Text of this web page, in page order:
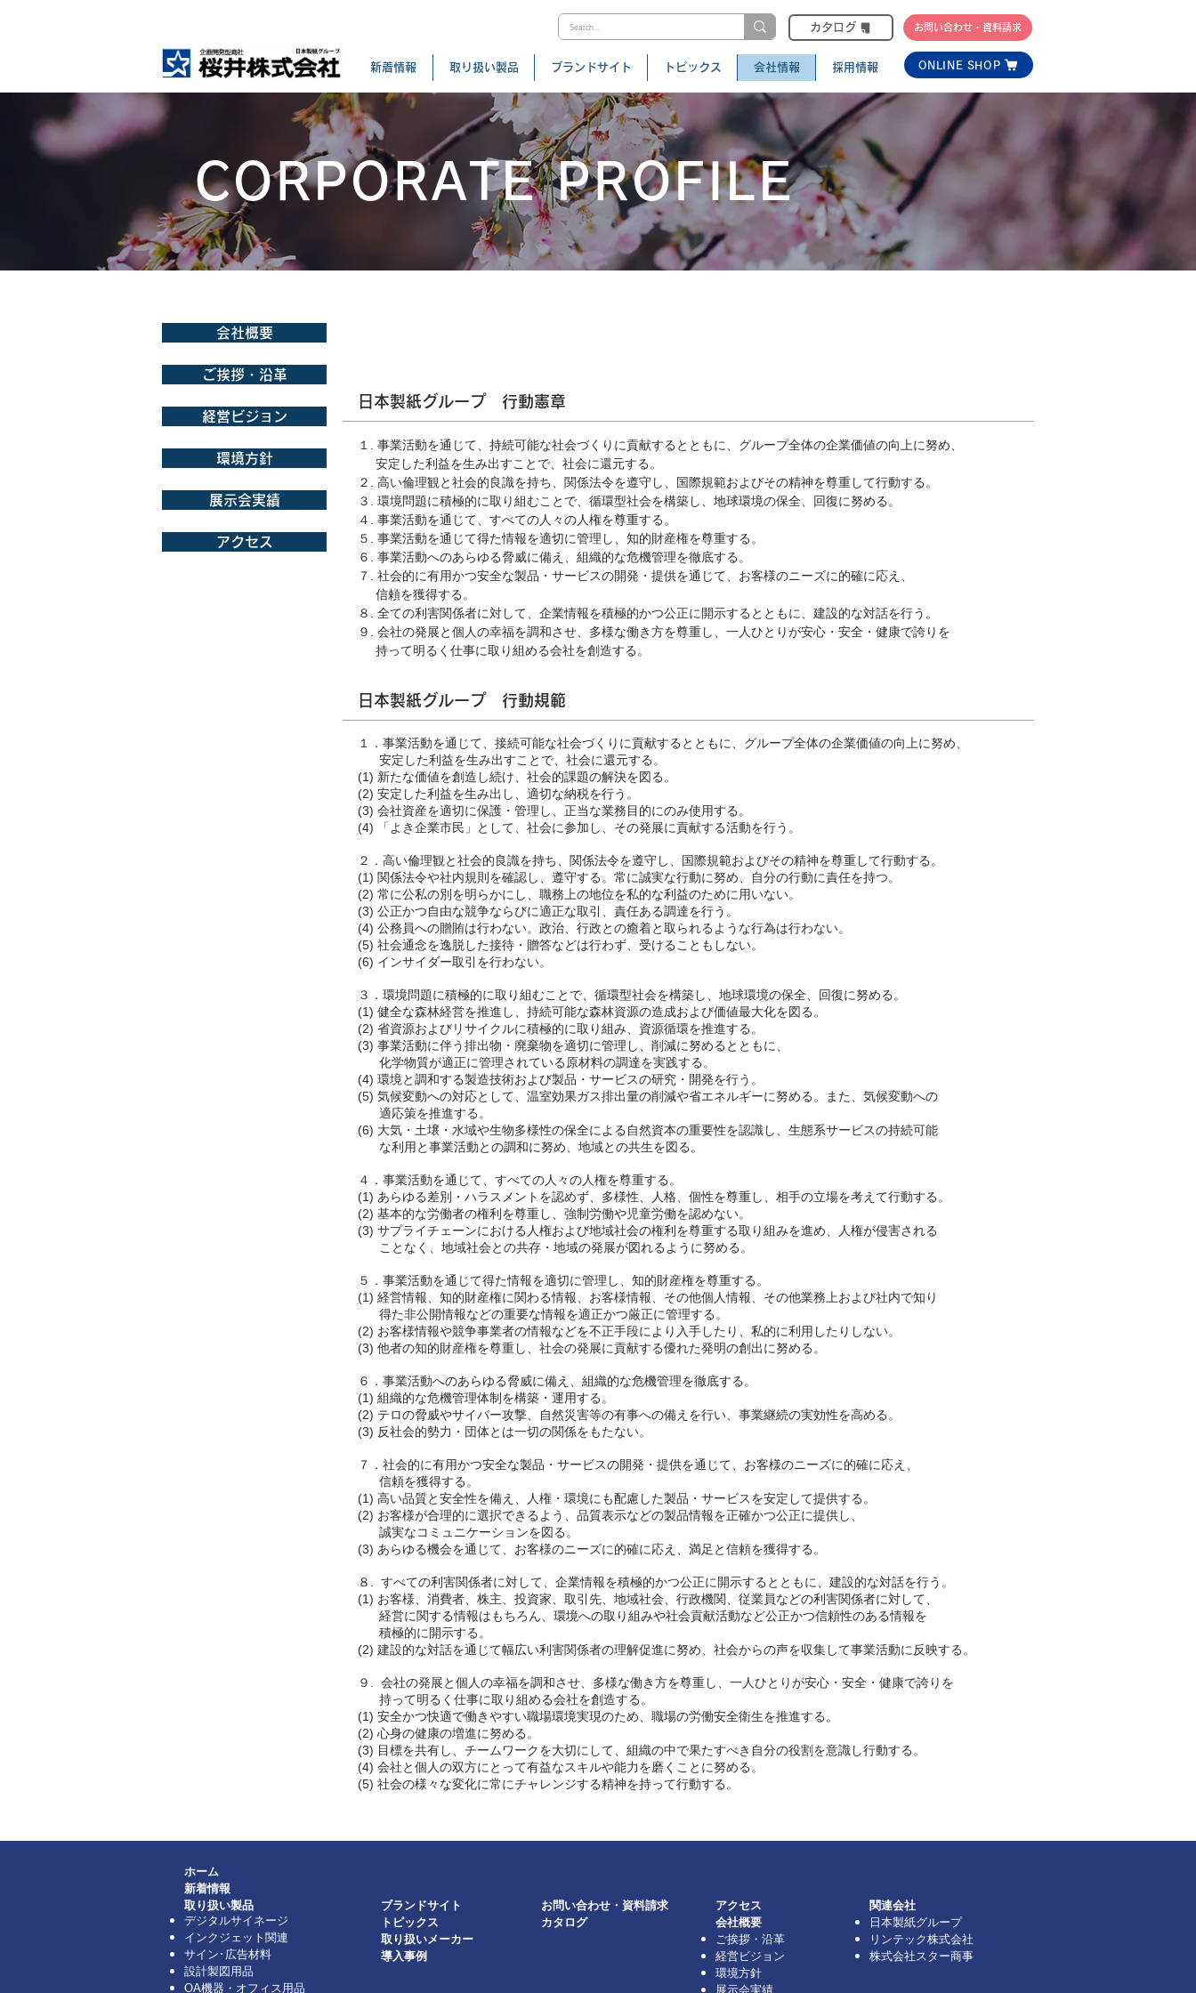
カタログ
新着情報 取り扱い製品 ブランドサイト トピックス 会社情報 採用情報
お問い合わせ・資料請求
ONLINE SHOP
CORPORATE PROFILE
会社概要
ご挨拶・沿革
経営ビジョン
環境方針
展示会実績
アクセス
日本製紙グループ 行動憲章
１. 事業活動を通じて、持続可能な社会づくりに貢献するとともに、グループ全体の企業価値の向上に努め、
安定した利益を生み出すことで、社会に還元する。
２. 高い倫理観と社会的良識を持ち、関係法令を遵守し、国際規範およびその精神を尊重して行動する。
３. 環境問題に積極的に取り組むことで、循環型社会を構築し、地球環境の保全、回復に努める。
４. 事業活動を通じて、すべての人々の人権を尊重する。
５. 事業活動を通じて得た情報を適切に管理し、知的財産権を尊重する。
６. 事業活動へのあらゆる脅威に備え、組織的な危機管理を徹底する。
７. 社会的に有用かつ安全な製品・サービスの開発・提供を通じて、お客様のニーズに的確に応え、
信頼を獲得する。
８. 全ての利害関係者に対して、企業情報を積極的かつ公正に開示するとともに、建設的な対話を行う。
９. 会社の発展と個人の幸福を調和させ、多様な働き方を尊重し、一人ひとりが安心・安全・健康で誇りを
持って明るく仕事に取り組める会社を創造する。
日本製紙グループ 行動規範
１．事業活動を通じて、接続可能な社会づくりに貢献するとともに、グループ全体の企業価値の向上に努め、
安定した利益を生み出すことで、社会に還元する。
(1) 新たな価値を創造し続け、社会的課題の解決を図る。
(2) 安定した利益を生み出し、適切な納税を行う。
(3) 会社資産を適切に保護・管理し、正当な業務目的にのみ使用する。
(4) 「よき企業市民」として、社会に参加し、その発展に貢献する活動を行う。
２．高い倫理観と社会的良識を持ち、関係法令を遵守し、国際規範およびその精神を尊重して行動する。
(1) 関係法令や社内規則を確認し、遵守する。常に誠実な行動に努め、自分の行動に責任を持つ。
(2) 常に公私の別を明らかにし、職務上の地位を私的な利益のために用いない。
(3) 公正かつ自由な競争ならびに適正な取引、責任ある調達を行う。
(4) 公務員への贈賄は行わない。政治、行政との癒着と取られるような行為は行わない。
(5) 社会通念を逸脱した接待・贈答などは行わず、受けることもしない。
(6) インサイダー取引を行わない。
３．環境問題に積極的に取り組むことで、循環型社会を構築し、地球環境の保全、回復に努める。
(1) 健全な森林経営を推進し、持続可能な森林資源の造成および価値最大化を図る。
(2) 省資源およびリサイクルに積極的に取り組み、資源循環を推進する。
(3) 事業活動に伴う排出物・廃棄物を適切に管理し、削減に努めるとともに、
化学物質が適正に管理されている原材料の調達を実践する。
(4) 環境と調和する製造技術および製品・サービスの研究・開発を行う。
(5) 気候変動への対応として、温室効果ガス排出量の削減や省エネルギーに努める。また、気候変動への
適応策を推進する。​
(6) 大気・土壌・水域や生物多様性の保全による自然資本の重要性を認識し、生態系サービスの持続可能
な利用と事業活動との調和に努め、地域との共生を図る。
４．事業活動を通じて、すべての人々の人権を尊重する。
(1) あらゆる差別・ハラスメントを認めず、多様性、人格、個性を尊重し、相手の立場を考えて行動する。
(2) 基本的な労働者の権利を尊重し、強制労働や児童労働を認めない。
(3) サプライチェーンにおける人権および地域社会の権利を尊重する取り組みを進め、人権が侵害される
ことなく、地域社会との共存・地域の発展が図れるように努める。
５．事業活動を通じて得た情報を適切に管理し、知的財産権を尊重する。
(1) 経営情報、知的財産権に関わる情報、お客様情報、その他個人情報、その他業務上および社内で知り
得た非公開情報などの重要な情報を適正かつ厳正に管理する。
(2) お客様情報や競争事業者の情報などを不正手段により入手したり、私的に利用したりしない。
(3) 他者の知的財産権を尊重し、社会の発展に貢献する優れた発明の創出に努める。
６．事業活動へのあらゆる脅威に備え、組織的な危機管理を徹底する。
(1) 組織的な危機管理体制を構築・運用する。
(2) テロの脅威やサイバー攻撃、自然災害等の有事への備えを行い、事業継続の実効性を高める。
(3) 反社会的勢力・団体とは一切の関係をもたない。
７．社会的に有用かつ安全な製品・サービスの開発・提供を通じて、お客様のニーズに的確に応え、
信頼を獲得する。
(1) 高い品質と安全性を備え、人権・環境にも配慮した製品・サービスを安定して提供する。
(2) お客様が合理的に選択できるよう、品質表示などの製品情報を正確かつ公正に提供し、
誠実なコミュニケーションを図る。
(3) あらゆる機会を通じて、お客様のニーズに的確に応え、満足と信頼を獲得する。
８. すべての利害関係者に対して、企業情報を積極的かつ公正に開示するとともに、建設的な対話を行う。
(1) お客様、消費者、株主、投資家、取引先、地域社会、行政機関、従業員などの利害関係者に対して、
経営に関する情報はもちろん、環境への取り組みや社会貢献活動など公正かつ信頼性のある情報を
積極的に開示する。
(2) 建設的な対話を通じて幅広い利害関係者の理解促進に努め、社会からの声を収集して事業活動に反映する。
９. 会社の発展と個人の幸福を調和させ、多様な働き方を尊重し、一人ひとりが安心・安全・健康で誇りを
持って明るく仕事に取り組める会社を創造する。​
(1) 安全かつ快適で働きやすい職場環境実現のため、職場の労働安全衛生を推進する。
(2) 心身の健康の増進に努める。
(3) 目標を共有し、チームワークを大切にして、組織の中で果たすべき自分の役割を意識し行動する。
(4) 会社と個人の双方にとって有益なスキルや能力を磨くことに努める。
(5) 社会の様々な変化に常にチャレンジする精神を持って行動する。
ホーム
新着情報
取り扱い製品
ブランドサイト
​​トピックス
取り扱いメーカー
導入事例
お問い合わせ・資料請求
​カタログ
デジタルサイネージ
インクジェット関連
サイン･広告材料
設計製図用品
OA機器・オフィス用品
アクセス
会社概要
ご挨拶・沿革
経営ビジョン
環境方針
展示会実績
関連会社
日本製紙グループ
リンテック株式会社
株式会社スター商事